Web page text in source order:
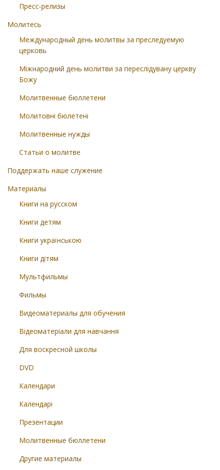
Пресс-релизы
Молитесь
Международный день молитвы за преследуемую
церковь
Міжнародний день молитви за переслідувану церкву
Божу
Молитвенные бюллетени
Молитовні бюлетені
Молитвенные нужды
Статьи о молитве
Поддержать наше служение
Материалы
Книги на русском
Книги детям
Книги українською
Книги дітям
Мультфильмы
Фильмы
Видеоматериалы для обучения
Відеоматеріали для навчання
Для воскресной школы
DVD
Календари
Календарі
Презентации
Молитвенные бюллетени
Другие материалы